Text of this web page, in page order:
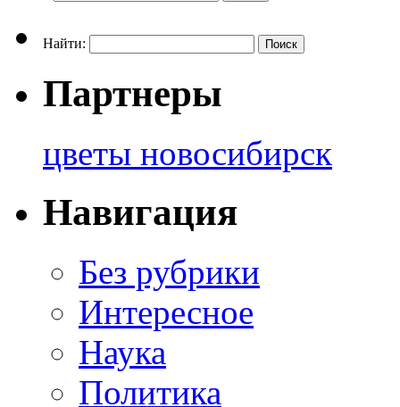
Найти:
Партнеры
цветы новосибирск
Навигация
Без рубрики
Интересное
Наука
Политика